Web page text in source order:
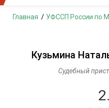
Главная УФССП России по
Кузьмина
Судебный